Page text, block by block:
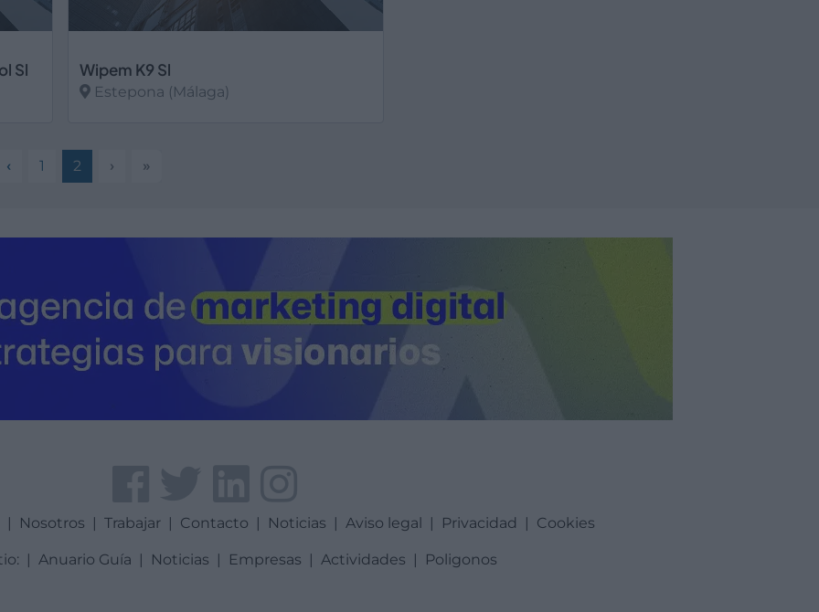
Sl Wipem K9 Sl
Estepona (Málaga)
‹ 1 2 › »
| Nosotros | Trabajar | Contacto | Noticias | Aviso legal | Privacidad | Cookies
| Anuario Guía | Noticias | Empresas | Actividades | Poligonos